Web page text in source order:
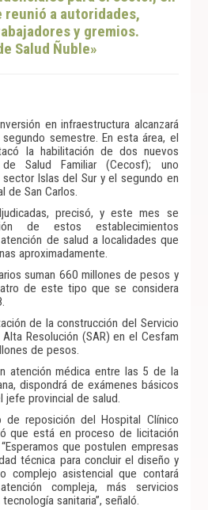
reunió a autoridades,
y gremios.
Salud Ñuble»
en infraestructura alcanzará
semestre. En esta área, el
la habilitación de dos nuevos
de Salud Familiar (Cecosf); uno
Islas del Sur y el segundo en
de San Carlos.
precisó, y este mes se
de estos establecimientos
de salud a localidades que
aproximadamente.
suman 660 millones de pesos y
de este tipo que se considera
de la construcción del Servicio
Resolución (SAR) en el Cesfam
de pesos.
atención médica entre las 5 de la
dispondrá de exámenes básicos
jefe provincial de salud.
de reposición del Hospital Clínico
que está en proceso de licitación
que postulen empresas
técnica para concluir el diseño y
complejo asistencial que contará
compleja, más servicios
sanitaria”, señaló.